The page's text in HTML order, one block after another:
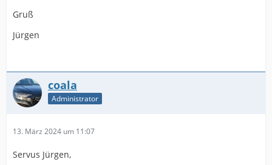
Gruß
Jürgen
coala
Administrator
13. März 2024 um 11:07
Servus Jürgen,